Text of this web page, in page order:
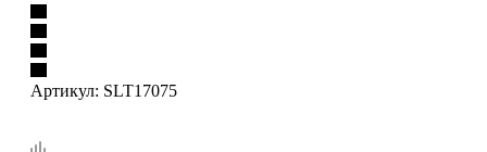
Артикул: SLT17075